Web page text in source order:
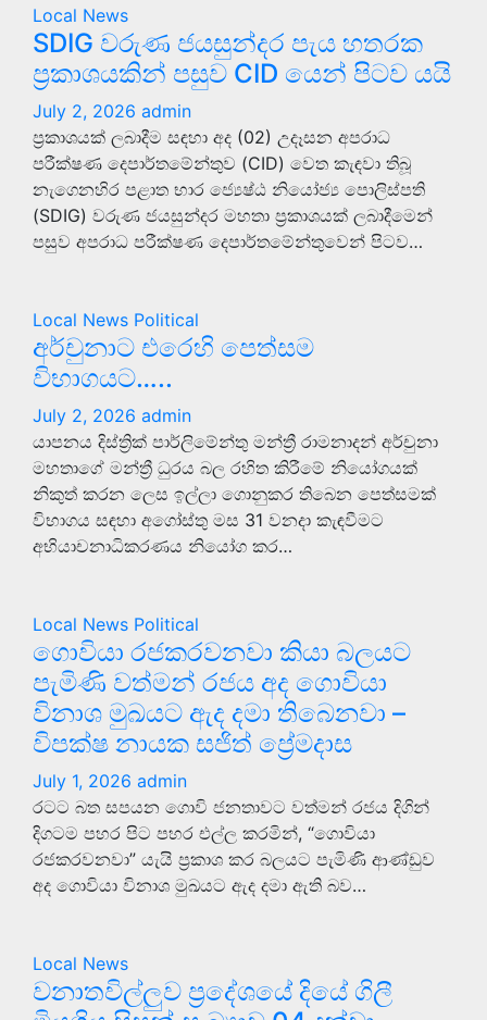
Local News
SDIG වරුණ ජයසුන්දර පැය හතරක
ප්‍රකාශයකින් පසුව CID යෙන් පිටව යයි
July 2, 2026 admin
ප්‍රකාශයක් ලබාදීම සඳහා අද (02) උදෑසන අපරාධ
පරීක්ෂණ දෙපාර්තමේන්තුව (CID) වෙත කැඳවා තිබූ
නැගෙනහිර පළාත භාර ජ්‍යෙෂ්ඨ නියෝජ්‍ය පොලිස්පති
(SDIG) වරුණ ජයසුන්දර මහතා ප්‍රකාශයක් ලබාදීමෙන්
පසුව අපරාධ පරීක්ෂණ දෙපාර්තමේන්තුවෙන් පිටව…
Local News Political
අර්චුනාට එරෙහි පෙත්සම
විභාගයට…..
July 2, 2026 admin
යාපනය දිස්ත්‍රික් පාර්ලිමේන්තු මන්ත්‍රී රාමනාදන් අර්චුනා
මහතාගේ මන්ත්‍රී ධුරය බල රහිත කිරීමේ නියෝගයක්
නිකුත් කරන ලෙස ඉල්ලා ගොනුකර තිබෙන පෙත්සමක්
විභාගය සඳහා අගෝස්තු මස 31 වනදා කැඳවීමට
අභියාචනාධිකරණය නියෝග කර…
Local News Political
ගොවියා රජකරවනවා කියා බලයට
පැමිණි වත්මන් රජය අද ගොවියා
විනාශ මුඛයට ඇද දමා තිබෙනවා –
විපක්ෂ නායක සජිත් ප්‍රේමදාස
July 1, 2026 admin
රටට බත සපයන ගොවි ජනතාවට වත්මන් රජය දිගින්
දිගටම පහර පිට පහර එල්ල කරමින්, “ගොවියා
රජකරවනවා” යැයි ප්‍රකාශ කර බලයට පැමිණි ආණ්ඩුව
අද ගොවියා විනාශ මුඛයට ඇද දමා ඇති බව…
Local News
වනාතවිල්ලුව ප්‍රදේශයේ දියේ ගිලී